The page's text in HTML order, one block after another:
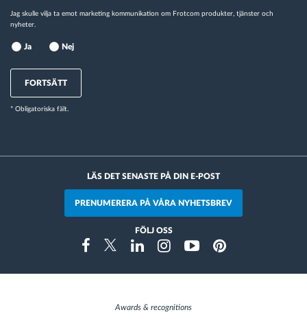
Jag skulle vilja ta emot marketing kommunikation om Frotcom produkter, tjänster och
nyheter.
Ja Nej
FORTSÄTT
* Obligatoriska fält.
LÄS DET SENASTE PÅ DIN E-POST
PRENUMERERA PÅ VÅRA NYHETSBREV
FÖLJ OSS
FacebookTwitterLinkedinInstragramYoutubePinterest
Awards & recognitions